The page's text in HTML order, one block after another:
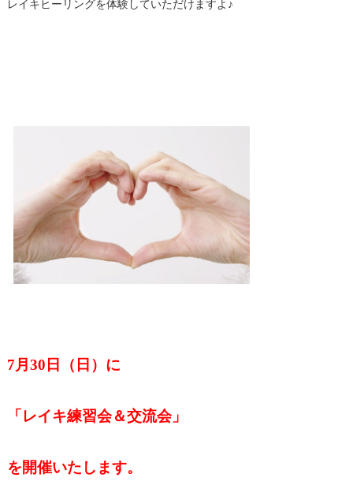
レイキヒーリングを体験していただけますよ♪
7月30日（日）に
「レイキ練習会＆交流会」
を開催いたします。